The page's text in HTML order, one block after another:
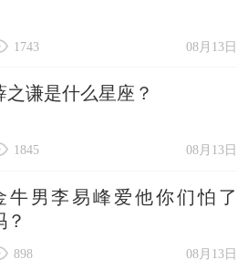
08月13日
1743
之谦是什么星座？
08月13日
1845
牛男李易峰爱他你们怕了
？
08月13日
898